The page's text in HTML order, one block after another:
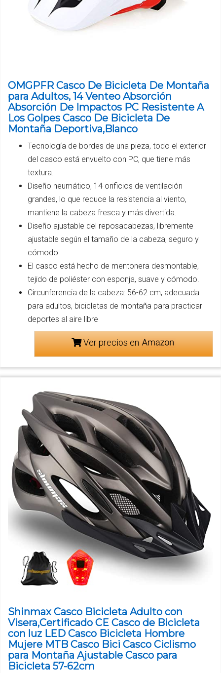
OMGPFR Casco De Bicicleta De Montaña
para Adultos, 14 Venteo Absorción
Absorción De Impactos PC Resistente A
Los Golpes Casco De Bicicleta De
Montaña Deportiva,Blanco
Tecnología de bordes de una pieza, todo el exterior
del casco está envuelto con PC, que tiene más
textura.
Diseño neumático, 14 orificios de ventilación
grandes, lo que reduce la resistencia al viento,
mantiene la cabeza fresca y más divertida.
Diseño ajustable del reposacabezas, libremente
ajustable según el tamaño de la cabeza, seguro y
cómodo
El casco está hecho de mentonera desmontable,
tejido de poliéster con esponja, suave y cómodo.
Circunferencia de la cabeza: 56-62 cm, adecuada
para adultos, bicicletas de montaña para practicar
deportes al aire libre
Ver precios en
Shinmax Casco Bicicleta Adulto con
Visera,Certificado CE Casco de Bicicleta
con luz LED Casco Bicicleta Hombre
Mujere MTB Casco Bici Casco Ciclismo
para Montaña Ajustable Casco para
Bicicleta 57-62cm